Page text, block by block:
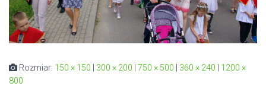
Rozmiar: 150 × 150 300 × 200 750 × 500 360 × 240
1200 ×
800